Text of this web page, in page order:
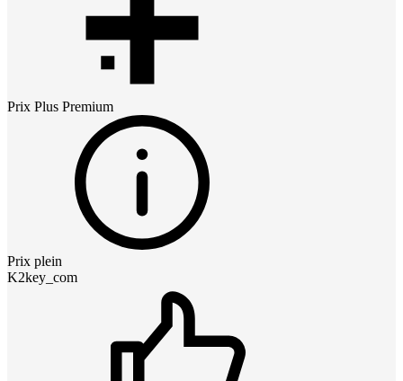
Prix Plus Premium
Prix plein
K2key_com